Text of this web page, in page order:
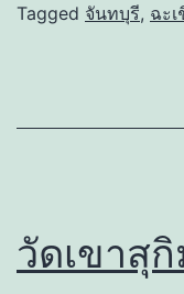
Tagged จันทบุรี, ฉะเ
วัดเขาสุ